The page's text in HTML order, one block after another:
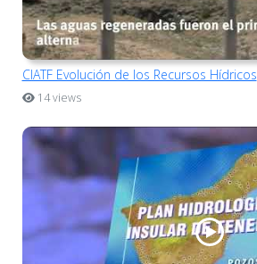
CIATF Evolución de los Recursos Hídricos
14 views